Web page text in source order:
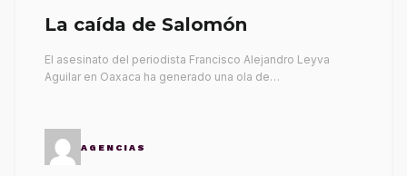
La caída de Salomón
El asesinato del periodista Francisco Alejandro Leyva
Aguilar en Oaxaca ha generado una ola de…
AGENCIAS